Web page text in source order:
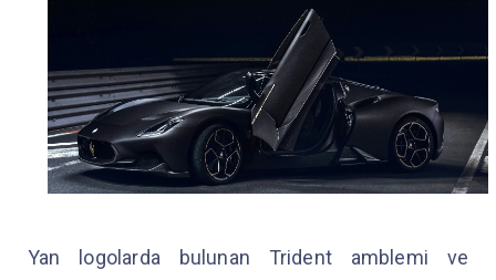
Yan logolarda bulunan Trident amblemi ve